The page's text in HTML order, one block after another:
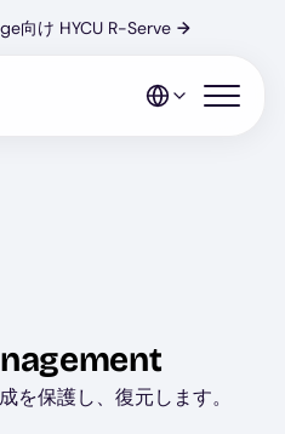
向け HYCU R-Serve →
Open
を保護し、復元します。